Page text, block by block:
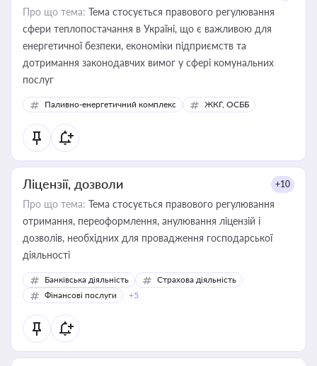
Про що тема: Тема стосується правового регулювання
сфери теплопостачання в Україні, що є важливою для
енергетичної безпеки, економіки підприємств та
дотримання законодавчих вимог у сфері комунальних
послуг
Паливно-енергетичний комплекс ЖКГ, ОСББ
Ліцензії, дозволи +10
Про що тема: Тема стосується правового регулювання
отримання, переоформлення, анулювання ліцензій і
дозволів, необхідних для провадження господарської
діяльності
Банківська діяльність
Страхова діяльність
Фінансові послуги
+5